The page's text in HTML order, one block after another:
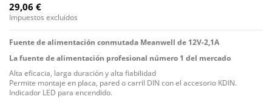
29,06 €
Impuestos excluidos
Fuente de alimentación conmutada Meanwell de 12V-2,1A
La fuente de alimentación profesional número 1 del mercado
Alta eficacia, larga duración y alta fiabilidad
Permite montaje en placa, pared o carril DIN con el accesorio KDIN.
Indicador LED para encendido.